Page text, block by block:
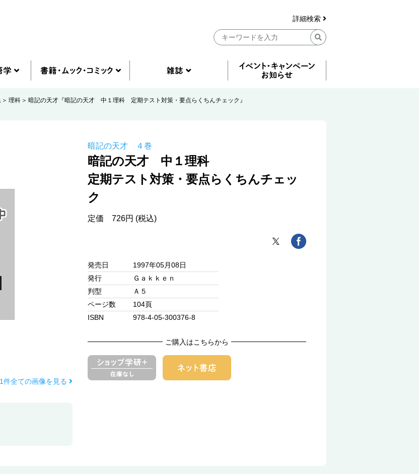
詳細検索
理科 暗記の天才『暗記の天才 中１理科 定期テスト対策・要点らくちんチェック』
1件全ての画像を見る
暗記の天才 ４巻
暗記の天才 中１理科
定期テスト対策・要点らくちんチェッ
ク
定価 726円 (税込)
発売日
1997年05月08日
発行
Ｇａｋｋｅｎ
判型
Ａ５
ページ数
104頁
ISBN
978-4-05-300376-8
ご購入はこちらから